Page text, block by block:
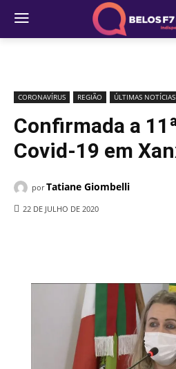
CORONAVÍRUS REGIÃO ÚLTIMAS NOTÍCIAS
Confirmada a
Covid-19 em
por Tatiane Giombelli
22 DE JULHO DE 2020